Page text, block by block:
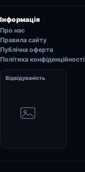
Інформація
Про нас
Правила сайту
Публічна оферта
Політика конфіденційності
Відвідуваність